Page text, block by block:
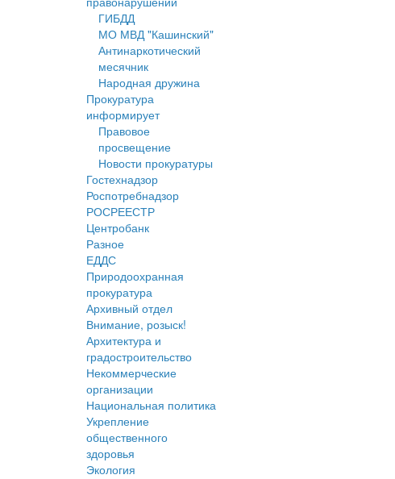
ГИБДД
МО МВД "Кашинский"
Антинаркотический
месячник
Народная дружина
Прокуратура
информирует
Правовое
просвещение
Новости прокуратуры
Гостехнадзор
Роспотребнадзор
РОСРЕЕСТР
Центробанк
Разное
ЕДДС
Природоохранная
прокуратура
Архивный отдел
Внимание, розыск!
Архитектура и
градостроительство
Некоммерческие
организации
Национальная политика
Укрепление
общественного
здоровья
Экология